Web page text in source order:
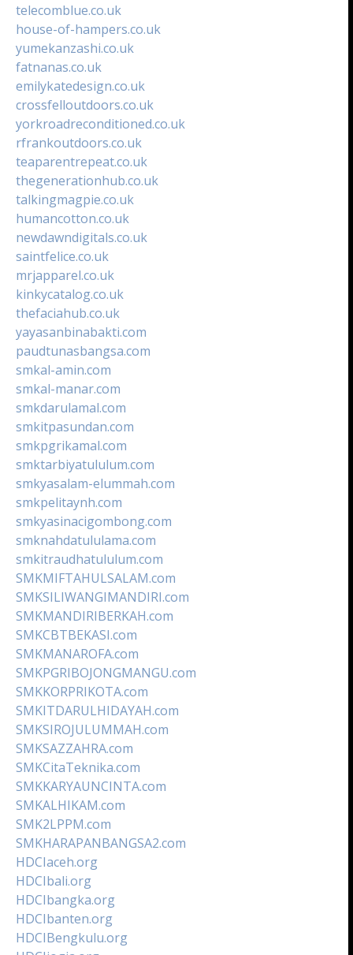
telecomblue.co.uk
house-of-hampers.co.uk
yumekanzashi.co.uk
fatnanas.co.uk
emilykatedesign.co.uk
crossfelloutdoors.co.uk
yorkroadreconditioned.co.uk
rfrankoutdoors.co.uk
teaparentrepeat.co.uk
thegenerationhub.co.uk
talkingmagpie.co.uk
humancotton.co.uk
newdawndigitals.co.uk
saintfelice.co.uk
mrjapparel.co.uk
kinkycatalog.co.uk
thefaciahub.co.uk
yayasanbinabakti.com
paudtunasbangsa.com
smkal-amin.com
smkal-manar.com
smkdarulamal.com
smkitpasundan.com
smkpgrikamal.com
smktarbiyatululum.com
smkyasalam-elummah.com
smkpelitaynh.com
smkyasinacigombong.com
smknahdatululama.com
smkitraudhatululum.com
SMKMIFTAHULSALAM.com
SMKSILIWANGIMANDIRI.com
SMKMANDIRIBERKAH.com
SMKCBTBEKASI.com
SMKMANAROFA.com
SMKPGRIBOJONGMANGU.com
SMKKORPRIKOTA.com
SMKITDARULHIDAYAH.com
SMKSIROJULUMMAH.com
SMKSAZZAHRA.com
SMKCitaTeknika.com
SMKKARYAUNCINTA.com
SMKALHIKAM.com
SMK2LPPM.com
SMKHARAPANBANGSA2.com
HDCIaceh.org
HDCIbali.org
HDCIbangka.org
HDCIbanten.org
HDCIBengkulu.org